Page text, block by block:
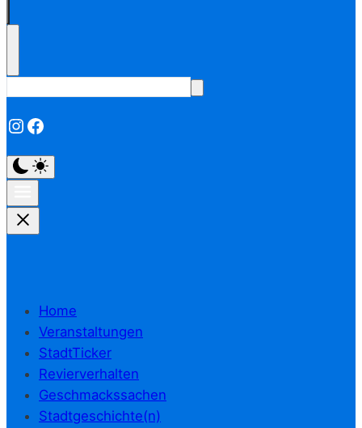
Instagram
Facebook
Home
Veranstaltungen
StadtTicker
Revierverhalten
Geschmackssachen
Stadtgeschichte(n)